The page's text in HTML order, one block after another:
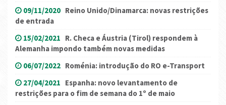
09/11/2020 Reino Unido/Dinamarca: novas restrições
de entrada
15/02/2021 R. Checa e Áustria (Tirol) respondem à
Alemanha impondo também novas medidas
06/07/2022 Roménia: introdução do RO e-Transport
27/04/2021 Espanha: novo levantamento de
restrições para o fim de semana do 1º de maio